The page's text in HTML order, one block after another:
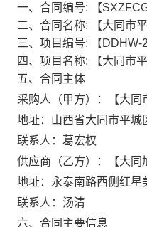
一、合同编号:
【
二、合同名称:
【大同市
三、项目编号:
【DDHW-
四、项目名称:
【大同市
五、合同主体
采购人（甲方）：【大同
地址：山西省大同市平城
联系人：葛宏权
供应商（乙方）：【大同
地址：永泰南路西侧红星
联系人：汤清
六、合同主要信息